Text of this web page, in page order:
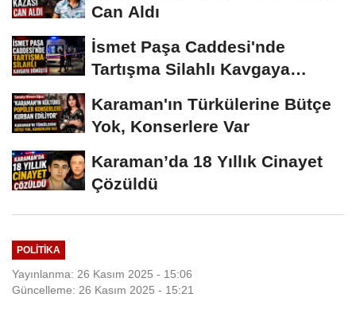
Can Aldı
İsmet Paşa Caddesi'nde
Tartışma Silahlı Kavgaya
Karaman'ın Türkülerine Bütçe
Yok, Konserlere Var
Karaman’da 18 Yıllık Cinayet
Çözüldü
POLITIKA
Yayınlanma: 26 Kasım 2025 - 15:06
Güncelleme: 26 Kasım 2025 - 15:21